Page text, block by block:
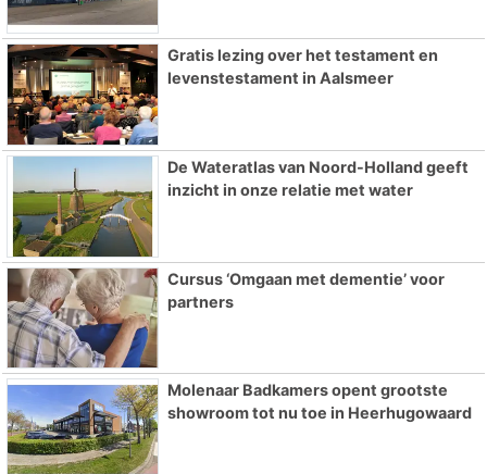
Gratis lezing over het testament en
levenstestament in Aalsmeer
De Wateratlas van Noord-Holland geeft
inzicht in onze relatie met water
Cursus ‘Omgaan met dementie’ voor
partners
Molenaar Badkamers opent grootste
showroom tot nu toe in Heerhugowaard